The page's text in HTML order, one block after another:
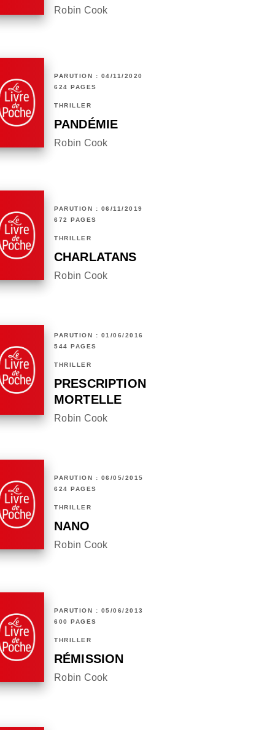
Robin Cook
PARUTION : 04/11/2020
624 PAGES
THRILLER
PANDÉMIE
Robin Cook
PARUTION : 06/11/2019
672 PAGES
THRILLER
CHARLATANS
Robin Cook
PARUTION : 01/06/2016
544 PAGES
THRILLER
PRESCRIPTION
MORTELLE
Robin Cook
PARUTION : 06/05/2015
624 PAGES
THRILLER
NANO
Robin Cook
PARUTION : 05/06/2013
600 PAGES
THRILLER
RÉMISSION
Robin Cook